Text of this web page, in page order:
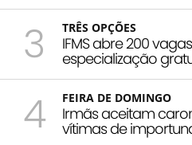
3 TRÊS OPÇÕES
IFMS abre 200
especialização
4 FEIRA DE DOMINGO
Irmãs aceitam
vítimas de